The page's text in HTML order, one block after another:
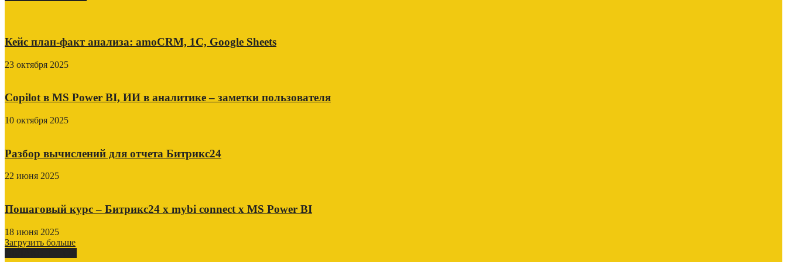
Кейс план-факт анализа: amoCRM, 1C, Google Sheets
23 октября 2025
Copilot в MS Power BI, ИИ в аналитике – заметки пользователя
10 октября 2025
Разбор вычислений для отчета Битрикс24
22 июня 2025
Пошаговый курс – Битрикс24 х mybi connect х MS Power BI
18 июня 2025
Загрузить больше